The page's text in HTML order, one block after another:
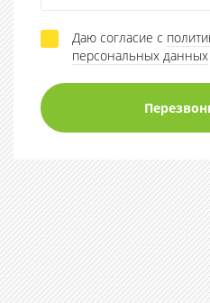
Даю согласие с
персональных данных